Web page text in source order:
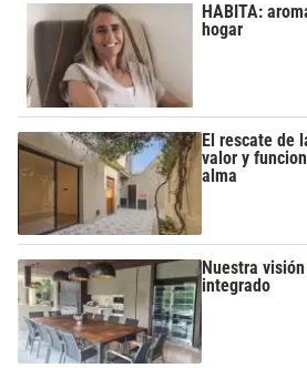
HABITA:
hogar
El rescate de
valor y
alma
Nuestra
integrado